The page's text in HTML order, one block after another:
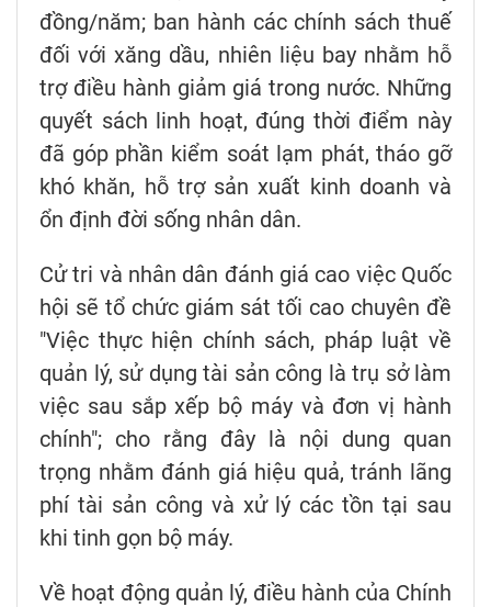
đồng/năm; ban hành các chính sách thuế
đối với xăng dầu, nhiên liệu bay nhằm hỗ
trợ điều hành giảm giá trong nước. Những
quyết sách linh hoạt, đúng thời điểm này
đã góp phần kiểm soát lạm phát, tháo gỡ
khó khăn, hỗ trợ sản xuất kinh doanh và
ổn định đời sống nhân dân.
Cử tri và nhân dân đánh giá cao việc Quốc
hội sẽ tổ chức giám sát tối cao chuyên đề
"Việc thực hiện chính sách, pháp luật về
quản lý, sử dụng tài sản công là trụ sở làm
việc sau sắp xếp bộ máy và đơn vị hành
chính"; cho rằng đây là nội dung quan
trọng nhằm đánh giá hiệu quả, tránh lãng
phí tài sản công và xử lý các tồn tại sau
khi tinh gọn bộ máy.
Về hoạt động quản lý, điều hành của Chính